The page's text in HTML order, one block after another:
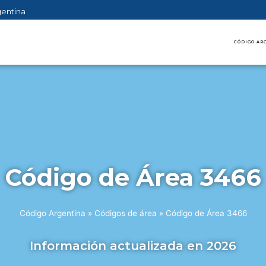
CÓDIGO
Código de Área 3466
Código Argentina » Códigos de área » Código de Área 3466
Información actualizada en 2026